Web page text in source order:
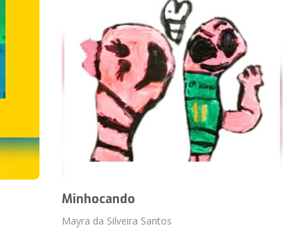
Minhocando
Mayra da Silveira Santos